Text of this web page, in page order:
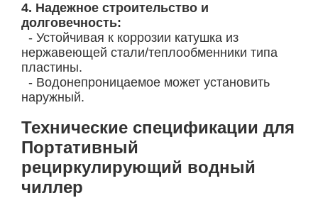
4. Надежное строительство и
долговечность:
- Устойчивая к коррозии катушка из
нержавеющей стали/теплообменники типа
пластины.
- Водонепроницаемое может установить
наружный.
Технические спецификации для
Портативный
рециркулирующий водный
чиллер